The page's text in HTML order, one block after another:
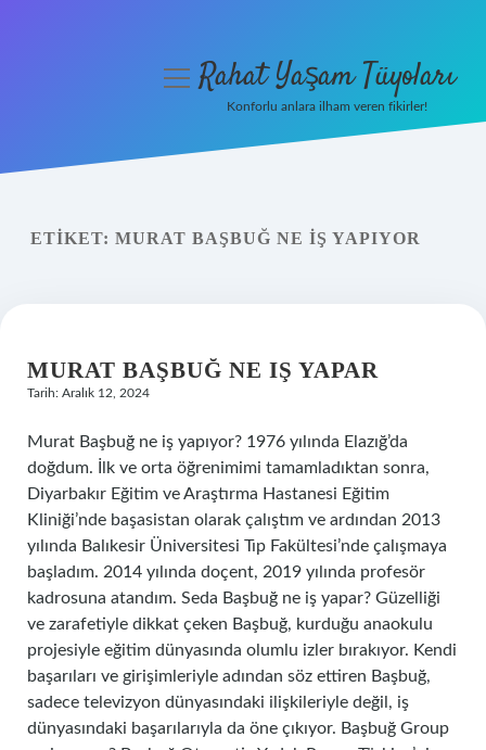
Yasal Uyarı
menüyüRahat Yaşam Tüyoları
Konforlu anlara ilham veren fikirler!
ETIKET: MURAT BAŞBUĞ NE IŞ YAPIYOR
MURAT BAŞBUĞ NE IŞ YAPAR
Tarih: Aralık 12, 2024
Murat Başbuğ ne iş yapıyor? 1976 yılında Elazığ’da
doğdum. İlk ve orta öğrenimimi tamamladıktan sonra,
Diyarbakır Eğitim ve Araştırma Hastanesi Eğitim
Kliniği’nde başasistan olarak çalıştım ve ardından 2013
yılında Balıkesir Üniversitesi Tıp Fakültesi’nde çalışmaya
başladım. 2014 yılında doçent, 2019 yılında profesör
kadrosuna atandım. Seda Başbuğ ne iş yapar? Güzelliği
ve zarafetiyle dikkat çeken Başbuğ, kurduğu anaokulu
projesiyle eğitim dünyasında olumlu izler bırakıyor. Kendi
başarıları ve girişimleriyle adından söz ettiren Başbuğ,
sadece televizyon dünyasındaki ilişkileriyle değil, iş
dünyasındaki başarılarıyla da öne çıkıyor. Başbuğ Group